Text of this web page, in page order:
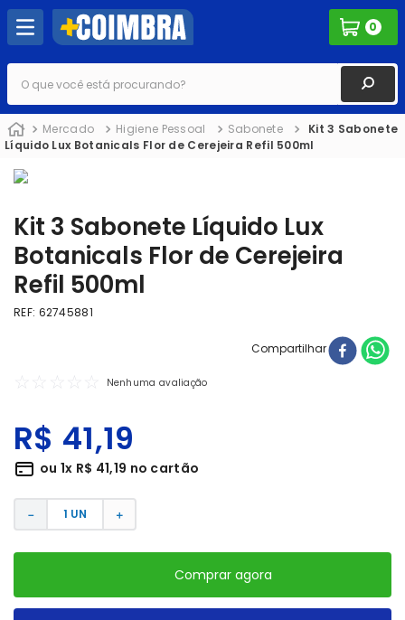
0
O que você está procurando?
Mercado Higiene Pessoal Sabonete
Kit 3 Sabonete
Líquido Lux Botanicals Flor de Cerejeira Refil 500ml
Kit 3 Sabonete Líquido Lux
Botanicals Flor de Cerejeira
Refil 500ml
REF: 62745881
Compartilhar
☆ ☆ ☆ ☆ ☆ Nenhuma avaliação
R$ 41,19
ou 1x R$ 41,19 no cartão
＋
－
Comprar agora